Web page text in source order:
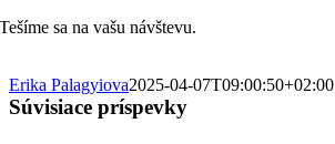
Tešíme sa na vašu návštevu.
Erika Palagyiova2025-04-07T09:00:50+02:00
Súvisiace príspevky